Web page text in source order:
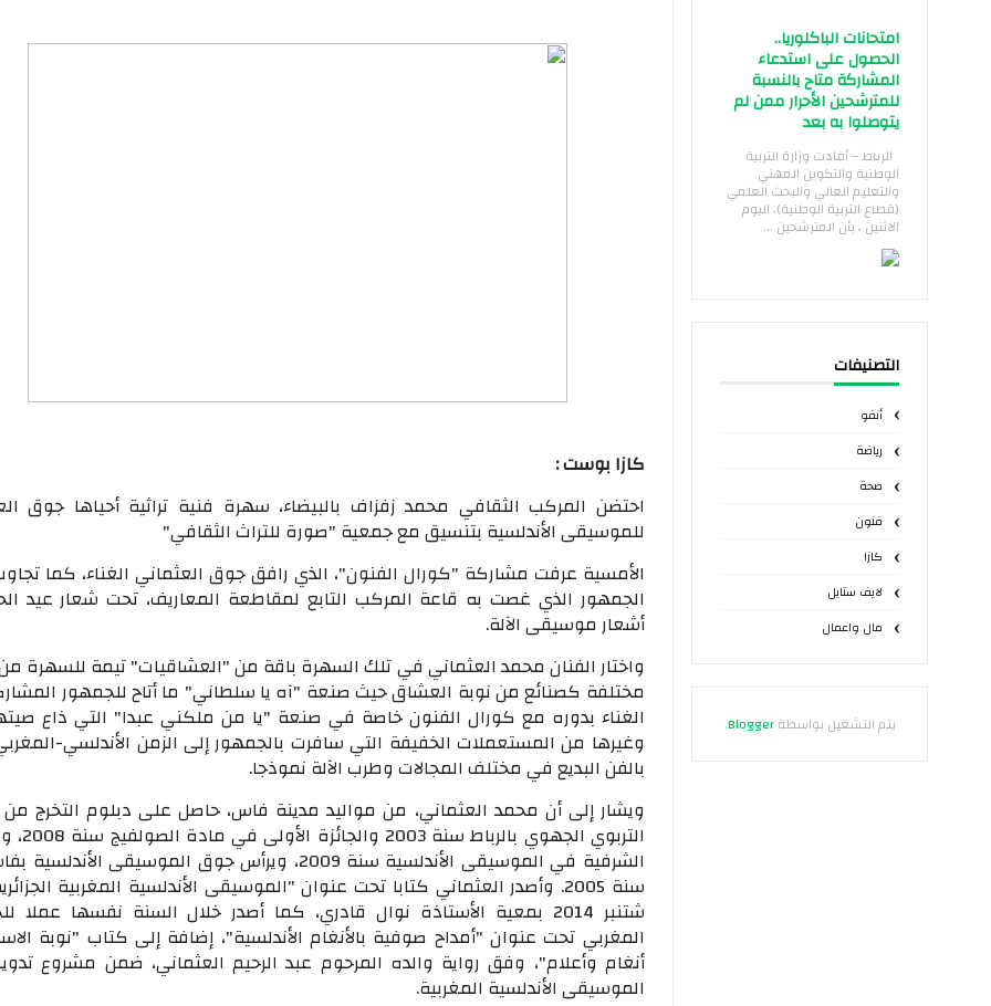
امتحانات الباكلوريا..
الحصول على استدعاء
المشاركة متاح بالنسبة
للمترشحين الأحرار ممن لم
يتوصلوا به بعد
الرباط – أفادت وزارة التربية
الوطنية والتكوين المهني
والتعليم العالي والبحث العلمي
(قطاع التربية الوطنية)، اليوم
الاثنين ، بأن المترشحين ...
التصنيفات
أنفو
رياضة
صحة
فنون
كازا
لايف ستايل
مال واعمال
يتم التشغيل بواسطةBlogger
.
كازا بوست :
احتضن المركب الثقافي محمد زفزاف بالبيضاء، سهرة فنية تراثية أحياها جوق
للموسيقى الأندلسية بتنسيق مع جمعية "صورة للتراث الثقافي"
الأمسية عرفت مشاركة "كورال الفنون"، الذي رافق جوق العثماني الغناء، كما
الجمهور الذي غصت به قاعة المركب التابع لمقاطعة المعاريف، تحت شعار عيد
أشعار موسيقى الآلة.
واختار الفنان محمد العثماني في تلك السهرة باقة من "العشاقيات" تيمة للسهرة
مختلفة كصنائع من نوبة العشاق حيث صنعة "آه يا سلطاني" ما أتاح للجمهور
الغناء بدوره مع كورال الفنون خاصة في صنعة "يا من ملكني عبدا" التي ذاع
وغيرها من المستعملات الخفيفة التي سافرت بالجمهور إلى الزمن الأندلسي-المغربي
بالفن البديع في مختلف المجالات وطرب الآلة نموذجا.
ويشار إلى أن محمد العثماني، من مواليد مدينة فاس، حاصل على دبلوم التخرج من
التربوي الجهوي
الشرفية في الموسيقى الأندلسية سنة 2009، ويرأس جوق الموسيقى
سنة 2005. وأصدر العثماني كتابا تحت عنوان "الموسيقى الأندلسية المغربية
شتنبر 2014 بمعية الأستاذة نوال قادري، كما أصدر خلال السنة نفسها عملا
المغربي تحت عنوان "أمداح صوفية بالأنغام الأندلسية"، إضافة إلى كتاب "نوبة
أنغام وأعلام"، وفق رواية والده المرحوم عبد الرحيم العثماني، ضمن مشروع
الموسيقى الأندلسية المغربية.